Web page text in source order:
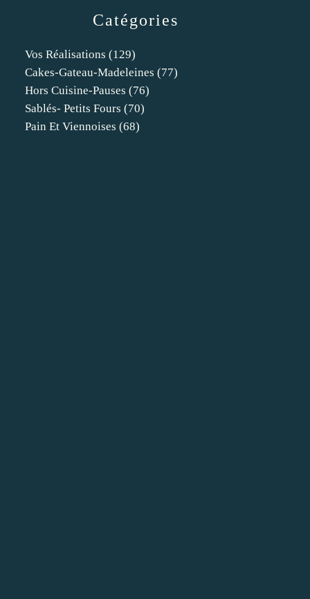
Catégories
Vos Réalisations (129)
Cakes-Gateau-Madeleines (77)
Hors Cuisine-Pauses (76)
Sablés- Petits Fours (70)
Pain Et Viennoises (68)